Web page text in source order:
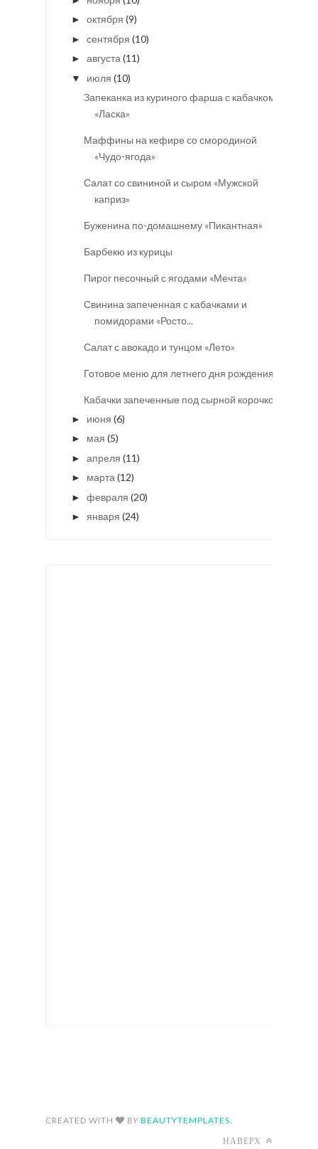
► октября (9)
► сентября (10)
► августа (11)
▼ июля (10)
Запеканка из куриного фарша с кабачком
«Ласка»
Маффины на кефире со смородиной
«Чудо-ягода»
Салат со свининой и сыром «Мужской
каприз»
Буженина по-домашнему «Пикантная»
Барбекю из курицы
Пирог песочный с ягодами «Мечта»
Свинина запеченная с кабачками и
помидорами «Росто...
Салат с авокадо и тунцом «Лето»
Готовое меню для летнего дня рождения
Кабачки запеченные под сырной корочкой
► июня (6)
► мая (5)
► апреля (11)
► марта (12)
► февраля (20)
► января (24)
CREATED WITH BY BEAUTYTEMPLATES.
НАВЕРХ